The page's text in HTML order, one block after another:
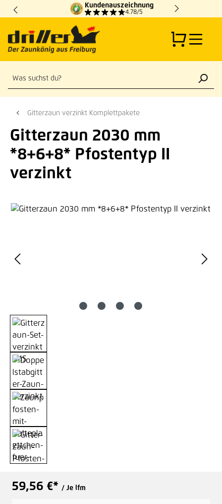
Zum Hauptinhalt springen
Kundenauszeichnung
4.78/5
Gitterzaun verzinkt Komplettpakete
Gitterzaun 2030 mm
*8+6+8* Pfostentyp II
verzinkt
Bildergalerie überspringen
59,56 €* / Je lfm